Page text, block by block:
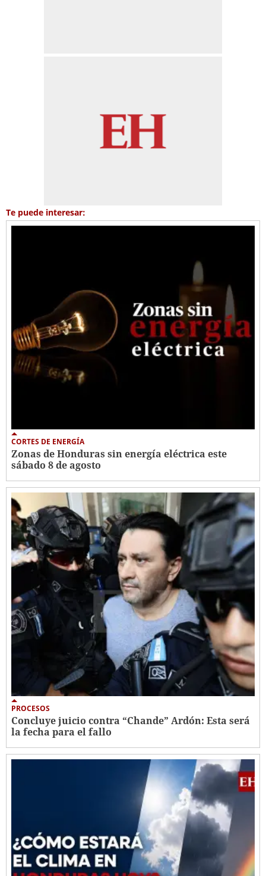
Te puede interesar:
CORTES DE ENERGÍA
Zonas de Honduras sin energía eléctrica este
sábado 8 de agosto
PROCESOS
Concluye juicio contra “Chande” Ardón: Esta será
la fecha para el fallo